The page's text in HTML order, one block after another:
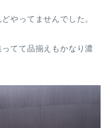
やってませんでした。
てて品揃えもかなり濃